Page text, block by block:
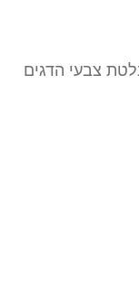
צבעי הדגים